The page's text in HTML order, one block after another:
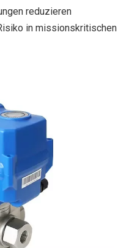
reduzieren
in missionskritischen